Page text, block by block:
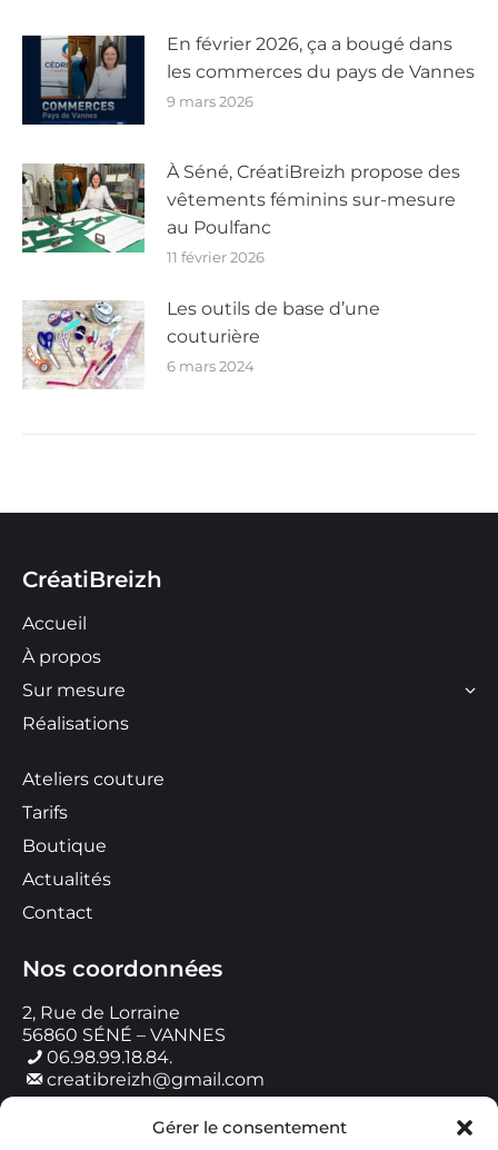
Gérer le consentement
En février 2026, ça a bougé dans
les commerces du pays de Vannes
9 mars 2026
À Séné, CréatiBreizh propose des
vêtements féminins sur-mesure
au Poulfanc
11 février 2026
Les outils de base d’une
couturière
6 mars 2024
CréatiBreizh
Accueil
À propos
Sur mesure
Réalisations
Ateliers couture
Tarifs
Boutique
Actualités
Contact
Nos coordonnées
2, Rue de Lorraine
56860 SÉNÉ – VANNES
06.98.99.18.84.
creatibreizh@gmail.com
Horaires de contact